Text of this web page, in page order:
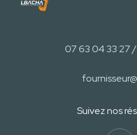
07 63 04 33 27
Suivez nos